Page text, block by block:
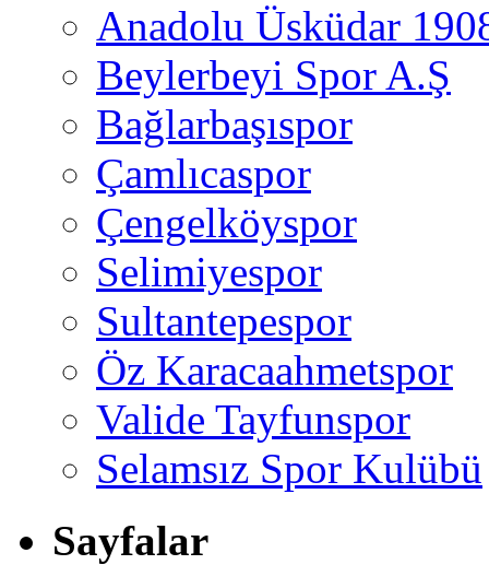
Anadolu Üsküdar
Beylerbeyi Spor A.Ş
Bağlarbaşıspor
Çamlıcaspor
Çengelköyspor
Selimiyespor
Sultantepespor
Öz Karacaahmetspor
Valide Tayfunspor
Selamsız Spor Kulübü
Sayfalar